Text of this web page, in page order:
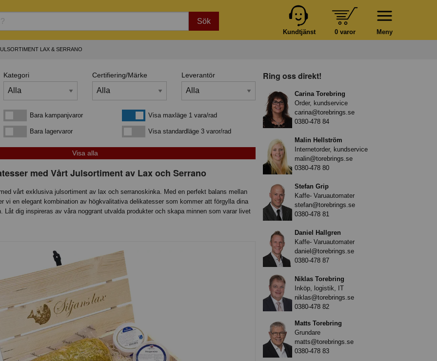
Sök
Meny
0 varor
Kundtjänst
LAX & SERRANO
Kategori Certifiering/Märke Leverantör
Bara kampanjvarorBara kampanjvaror
Bara lagervarorBara lagervaror
Visa maxläge 1 vara/rad
Visa maxläge 1 vara/rad
Visa standardlägeVisa standardläge 3 varor/rad
med Vårt Julsortiment av Lax och Serrano
vårt exklusiva julsortiment av lax och serranoskinka. Med en perfekt balans mellan
vi en elegant kombination av högkvalitativa delikatesser som kommer att förgylla dina
Låt dig inspireras av våra noggrant utvalda produkter och skapa minnen som varar livet
Ring oss direkt!
Carina Torebring
Order, kundservice
carina@torebrings.se
0380-478 84
Malin Hellström
Internetorder, kundservice
malin@torebrings.se
0380-478 80
Stefan Grip
Kaffe- Varuautomater
stefan@torebrings.se
0380-478 81
Daniel Hallgren
Kaffe- Varuautomater
daniel@torebrings.se
0380-478 87
Niklas Torebring
Inköp, logistik, IT
niklas@torebrings.se
0380-478 82
Matts Torebring
Grundare
matts@torebrings.se
0380-478 83